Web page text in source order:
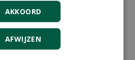
oplossing voor een stabiele
ondergrond en strak
bestrating
AKKOORD
AFWIJZEN